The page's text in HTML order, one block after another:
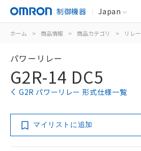
制御機器 Japan
ホーム > 商品情報 > 商品カテゴリ > リレー
パワーリレー
G2R-14 DC5
G2R パワーリレー 形式仕様一覧
マイリストに追加